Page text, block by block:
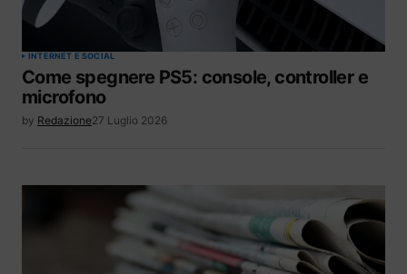
INTERNET E SOCIAL
Come spegnere PS5: console, controller e
microfono
by Redazione27 Luglio 2026